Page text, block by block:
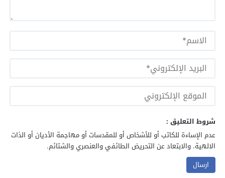
شروط التعليق :
عدم الإساءة للكاتب أو للأشخاص أو للمقدسات أو مهاجمة الأديان أو الذات
الالهية. والابتعاد عن التحريض الطائفي والعنصري والشتائم.